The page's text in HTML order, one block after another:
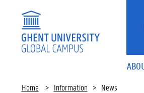
Home > Information > News